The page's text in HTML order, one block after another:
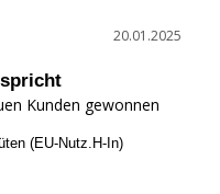
20.01.2025
Kunden gewonnen
(EU-Nutz.H-In)